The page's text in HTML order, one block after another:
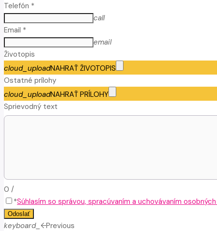
Telefón *
call
Email *
email
Životopis
cloud_uploadNAHRAŤ ŽIVOTOPIS
Ostatné prílohy
cloud_uploadNAHRAŤ PRÍLOHY
Sprievodný text
0 /
*Súhlasím so správou, spracúvaním a uchovávaním
Odoslať
keyboard_arrow_leftPrevious